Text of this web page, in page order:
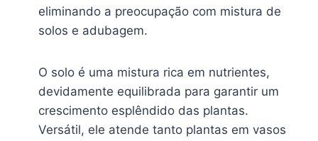
eliminando a preocupação com mistura de
solos e adubagem.
O solo é uma mistura rica em nutrientes,
devidamente equilibrada para garantir um
crescimento esplêndido das plantas.
Versátil, ele atende tanto plantas em vasos